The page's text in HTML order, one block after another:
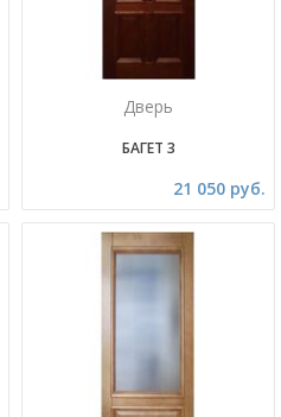
Дверь
БАГЕТ 3
21 050 руб.